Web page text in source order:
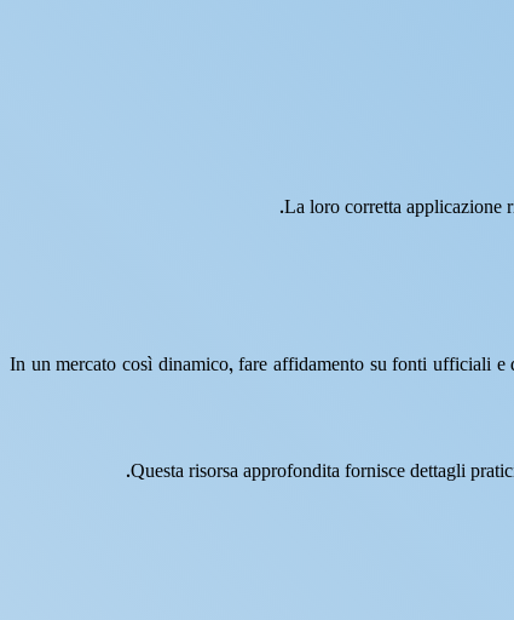
La loro corretta applicazione
In un mercato così dinamico, fare affidamento su fonti ufficiali
Questa risorsa approfondita fornisce dettagli